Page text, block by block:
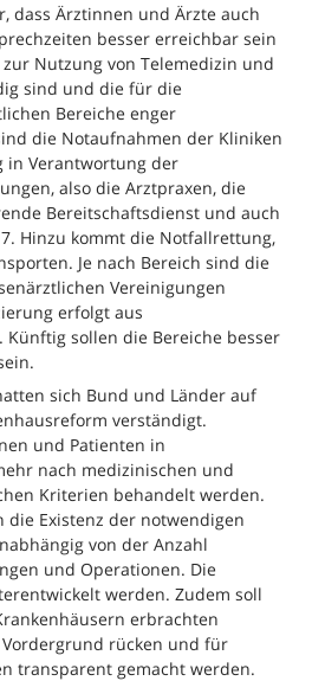
dass Ärztinnen und Ärzte auch
besser erreichbar sein
Nutzung von Telemedizin und
sind und die für die
Bereiche enger
die Notaufnahmen der Kliniken
in Verantwortung der
also die Arztpraxen, die
Bereitschaftsdienst und auch
Hinzu kommt die Notfallrettung,
Je nach Bereich sind die
Vereinigungen
erfolgt aus
sollen die Bereiche besser
sich Bund und Länder auf
verständigt.
und Patienten in
nach medizinischen und
Kriterien behandelt werden.
die Existenz der notwendigen
von der Anzahl
und Operationen. Die
werden. Zudem soll
erbrachten
rücken und für
transparent gemacht werden.